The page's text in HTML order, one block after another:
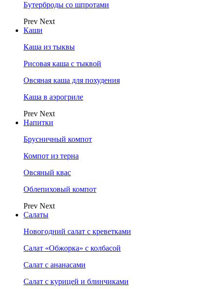
Бутерброды со шпротами
Prev Next
Каши
Каша из тыквы
Рисовая каша с тыквой
Овсяная каша для похудения
Каша в аэрогриле
Prev Next
Напитки
Брусничный компот
Компот из терна
Овсяный квас
Облепиховый компот
Prev Next
Салаты
Новогодний салат с креветками
Салат «Обжорка» с колбасой
Салат с ананасами
Салат с курицей и блинчиками